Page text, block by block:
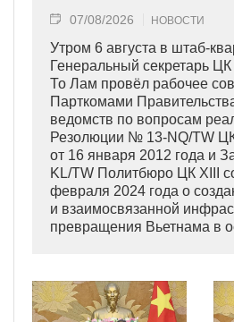
07/08/2026 НОВОСТИ
Утром 6 августа в штаб-
Генеральный секретарь
То Лам провёл рабочее
Парткомами
ведомств по вопросам
Резолюции № 13-NQ/TW
от 16 января 2012 года и
KL/TW Политбюро ЦК XIII
февраля 2024 года о
и взаимосвязанной
превращения Вьетнама в